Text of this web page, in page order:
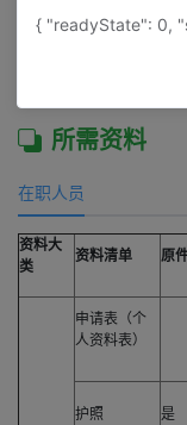
签证办理结束，在使馆领
所需资料
在职人员
资料大
类
资料清单 原
申请表（个
人资料表）
护照 是
{ "readyState": 0,